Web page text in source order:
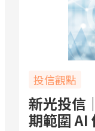
投信觀點
新光投信
期範圍 AI